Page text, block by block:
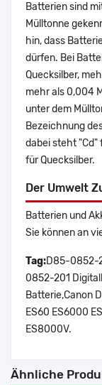
Batterien sind
Mülltonne
hin, dass
dürfen. Bei
Quecksilber,
mehr als 0,004
unter dem
Bezeichnung
dabei steht "Cd"
für Quecksilber.
Der Umwelt
Batterien und
Sie können an
Tag:D85-0852-
0852-201
Batterie,Canon
ES60 ES6000
ES8000V.
Ähnliche